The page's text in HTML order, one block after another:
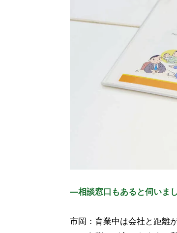
―相談窓口もあると伺いま
市岡：育業中は会社と距離